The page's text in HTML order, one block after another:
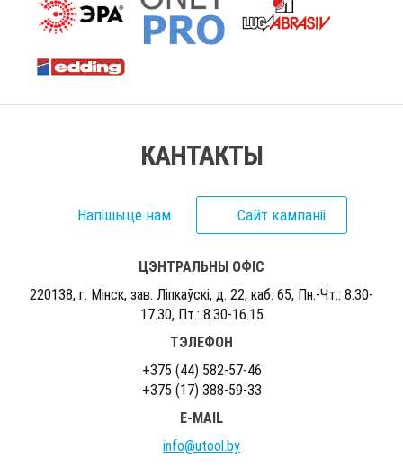
КАНТАКТЫ
Напішыце нам Сайт кампаніі
ЦЭНТРАЛЬНЫ ОФІС
220138, г. Мiнск, зав. Лiпкаўскi, д. 22, каб. 65, Пн.-Чт.: 8.30-
17.30, Пт.: 8.30-16.15
ТЭЛЕФОН
+375 (44) 582-57-46
+375 (17) 388-59-33
E-MAIL
info@utool.by